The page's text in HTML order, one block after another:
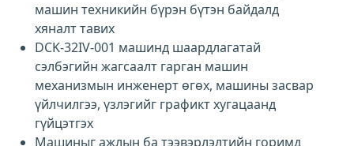
машин техникийн бүрэн бүтэн байдалд
хяналт тавих
DCK-32IV-001 машинд шаардлагатай
сэлбэгийн жагсаалт гарган машин
механизмын инженерт өгөх, машины засвар
үйлчилгээ, үзлэгийг графикт хугацаанд
гүйцэтгэх
Машиныг ажлын ба тээвэрлэлтийн горимд